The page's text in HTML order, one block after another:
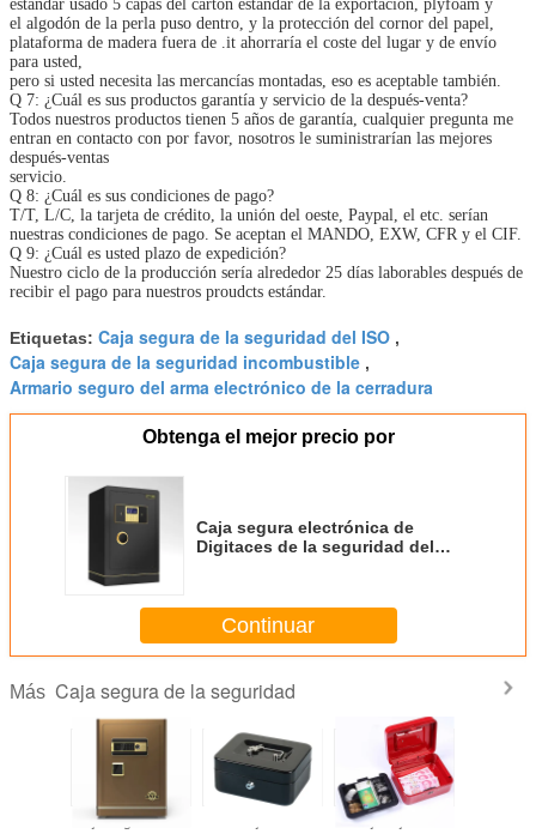
estándar usado 5 capas del cartón estándar de la exportación, plyfoam y
el algodón de la perla puso dentro, y la protección del cornor del papel,
plataforma de madera fuera de .it ahorraría el coste del lugar y de envío
para usted,
pero si usted necesita las mercancías montadas, eso es aceptable también.
Q 7: ¿Cuál es sus productos garantía y servicio de la después-venta?
Todos nuestros productos tienen 5 años de garantía, cualquier pregunta me
entran en contacto con por favor, nosotros le suministrarían las mejores
después-ventas
servicio.
Q 8: ¿Cuál es sus condiciones de pago?
T/T, L/C, la tarjeta de crédito, la unión del oeste, Paypal, el etc. serían
nuestras condiciones de pago. Se aceptan el MANDO, EXW, CFR y el CIF.
Q 9: ¿Cuál es usted plazo de expedición?
Nuestro ciclo de la producción sería alrededor 25 días laborables después de
recibir el pago para nuestros proudcts estándar.
Etiquetas: Caja segura de la seguridad del ISO ,
Caja segura de la seguridad incombustible ,
Armario seguro del arma electrónico de la cerradura
Obtenga el mejor precio por
Caja segura electrónica de
Digitaces de la seguridad del
Continuar
Más Caja segura de la seguridad
Caja segura de la
Caja roja del